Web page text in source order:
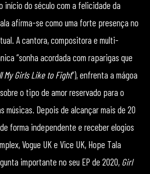
início do século com a felicidade da
afirma-se como uma forte presença no
A cantora, compositora e multi-
“sonha acordada com raparigas que
My Girls Like to Fight“), enfrenta a mágoa
o tipo de amor reservado para o
músicas. Depois de alcançar mais de 20
forma independente e receber elogios
Vogue UK e Vice UK, Hope Tala
importante no seu EP de 2020, Girl